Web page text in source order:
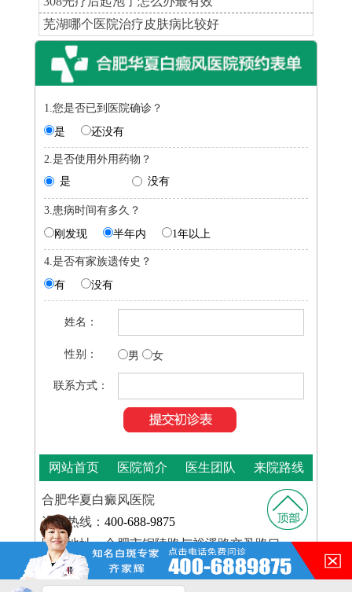
芜湖哪个医院治疗皮肤病比较好
1.您是否已到医院确诊？
是
还没有
2.是否使用外用药物？
是
没有
3.患病时间有多久？
刚发现
半年内 1年以上
4.是否有家族遗传史？
有
没有
姓名：
性别： 男 女
联系方式：
网站首页 医院简介 医生团队 来院路线
合肥华夏白癜风医院
咨询热线： 400-688-9875
医院地址：合肥市铜陵路与裕溪路交叉路口
Copyright © 2025合肥华夏白癜风医院版权所有 皖ICP
在的，请讲！